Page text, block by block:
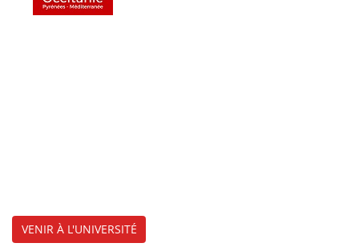
VENIR À L'UNIVERSITÉ